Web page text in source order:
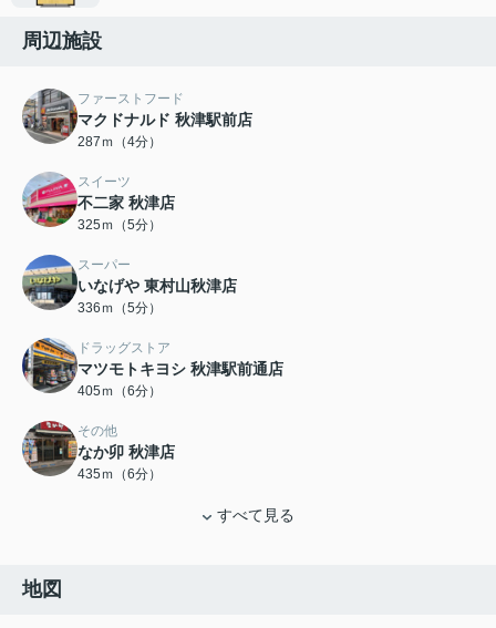
周辺施設
ファーストフード
マクドナルド 秋津駅前店
287ｍ（4分）
スイーツ
不二家 秋津店
325ｍ（5分）
スーパー
いなげや 東村山秋津店
336ｍ（5分）
ドラッグストア
マツモトキヨシ 秋津駅前通店
405ｍ（6分）
その他
なか卯 秋津店
435ｍ（6分）
すべて見る
地図